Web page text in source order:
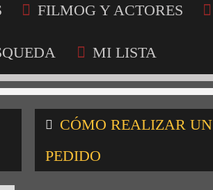
FILMOG Y ACTORES
MI LISTA
CÓMO REALIZAR UN
PEDIDO